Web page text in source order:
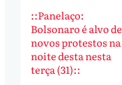
::Panelaço:
Bolsonaro é alvo de
novos protestos na
noite desta nesta
terça (31)::